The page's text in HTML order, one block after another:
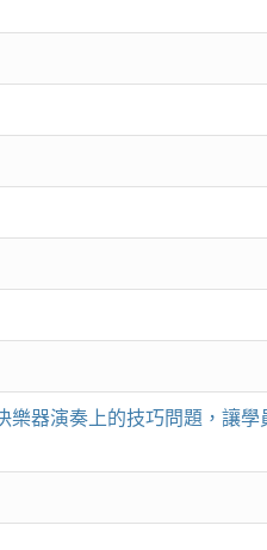
器演奏上的技巧問題，讓